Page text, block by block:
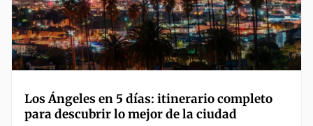
Los Ángeles en 5 días: itinerario completo
para descubrir lo mejor de la ciudad